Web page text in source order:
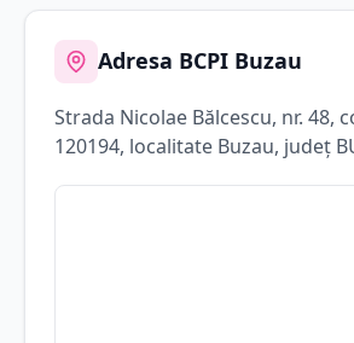
Adresa BCPI Buzau
Strada Nicolae Bălcescu, nr. 48,
120194, localitate Buzau, județ